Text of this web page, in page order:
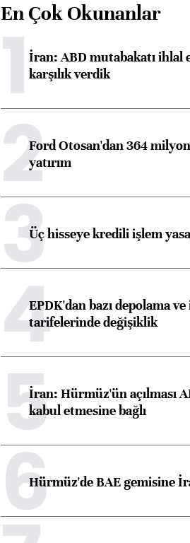
En Çok Okunanlar
1İran: ABD mutabakatı ihlal
karşılık verdik
2Ford Otosan'dan 364
yatırım
3Üç hisseye kredili işlem
4EPDK'dan bazı depolama
tarifelerinde değişiklik
5İran: Hürmüz'ün açılması
kabul etmesine bağlı
6Hürmüz'de BAE gemisine